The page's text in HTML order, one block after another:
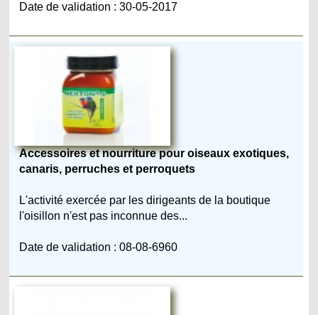
Date de validation : 30-05-2017
Accessoires et nourriture pour oiseaux exotiques,
canaris, perruches et perroquets
L'activité exercée par les dirigeants de la boutique
l'oisillon n'est pas inconnue des...
Date de validation : 08-08-6960